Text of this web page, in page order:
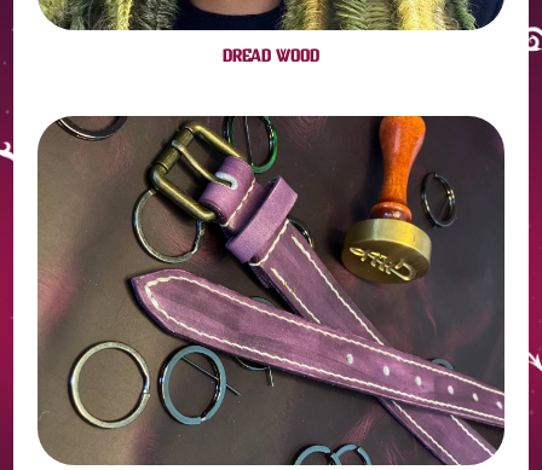
DREAD WOOD